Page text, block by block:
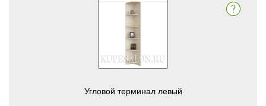
Угловой терминал левый